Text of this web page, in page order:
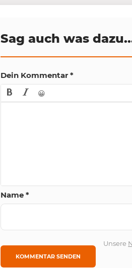
Sag auch was
Dein Kommentar *
😀
Name *
Unsere